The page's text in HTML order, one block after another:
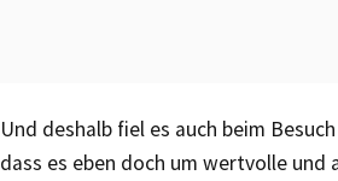
Und deshalb fiel es auch beim
dass es eben doch um wertvolle und